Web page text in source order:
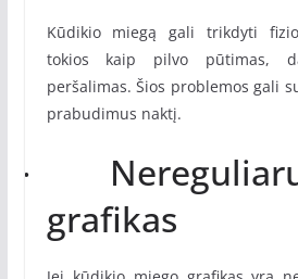
Kūdikio miegą gali trikdyti
tokios kaip pilvo pūtimas,
peršalimas. Šios problemos gali
prabudimus naktį.
·
grafikas